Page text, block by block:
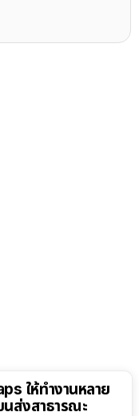
ให้ทำงานหลาย
นส่งสาธารณะ